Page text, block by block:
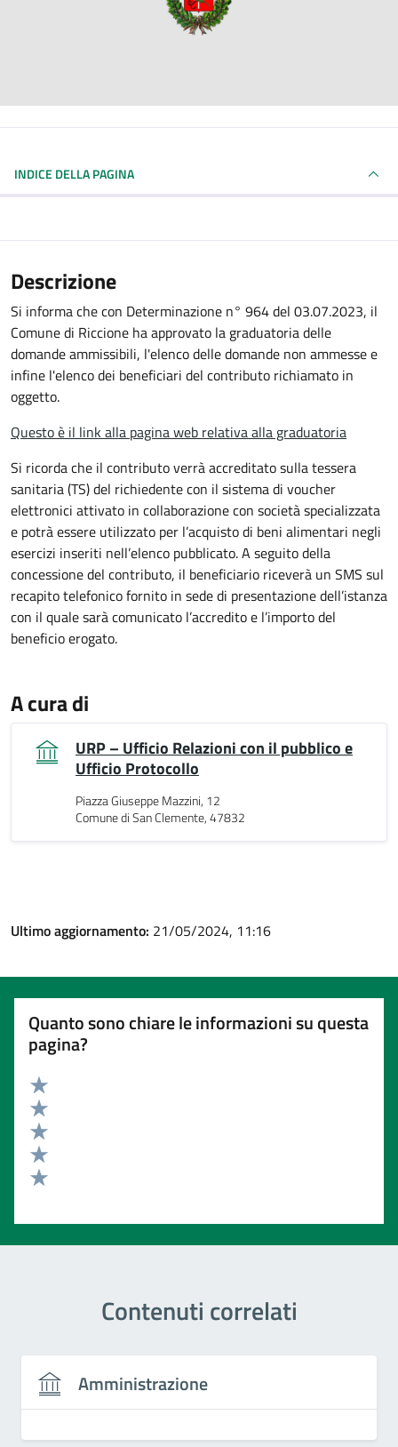
INDICE DELLA PAGINA
Descrizione
Si informa che con Determinazione n° 964 del 03.07.2023, il
Comune di Riccione ha approvato la graduatoria delle
domande ammissibili, l'elenco delle domande non ammesse e
infine l'elenco dei beneficiari del contributo richiamato in
oggetto.
Questo è il link alla pagina web relativa alla graduatoria
Si ricorda che il contributo verrà accreditato sulla tessera
sanitaria (TS) del richiedente con il sistema di voucher
elettronici attivato in collaborazione con società specializzata
e potrà essere utilizzato per l’acquisto di beni alimentari negli
esercizi inseriti nell’elenco pubblicato. A seguito della
concessione del contributo, il beneficiario riceverà un SMS sul
recapito telefonico fornito in sede di presentazione dell’istanza
con il quale sarà comunicato l’accredito e l’importo del
beneficio erogato.
A cura di
URP – Ufficio Relazioni con il pubblico e
Ufficio Protocollo
Piazza Giuseppe Mazzini, 12
Comune di San Clemente, 47832
Ultimo aggiornamento: 21/05/2024, 11:16
Quanto sono chiare le informazioni su questa
pagina?
Valuta 5 stelle su 5
Valuta 4 stelle su 5
Valuta 3 stelle su 5
Valuta 2 stelle su 5
Contenuti correlati
Amministrazione